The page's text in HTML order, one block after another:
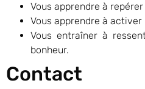
Vous apprendre à
Vous apprendre à
Vous entraîner à
bonheur.
Contact